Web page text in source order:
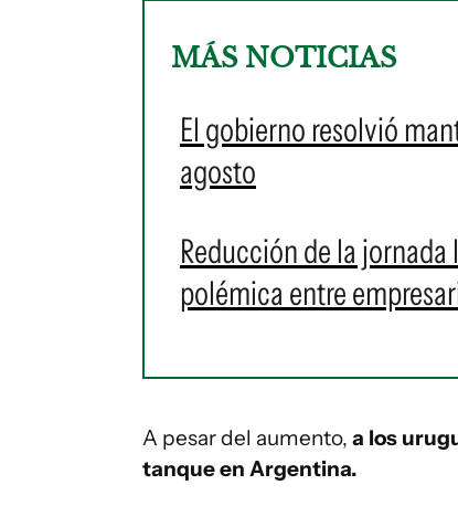
MÁS NOTICIAS
El gobierno resolvió
agosto
Reducción de la
polémica entre
A pesar del aumento, a los
tanque en Argentina.